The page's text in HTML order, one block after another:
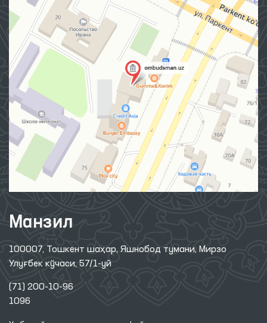
Манзил
100007, Тошкент шаҳар, Яшнобод тумани, Мирзо
Улуғбек кўчаси, 57/1-уй
(71) 200-10-96
1096